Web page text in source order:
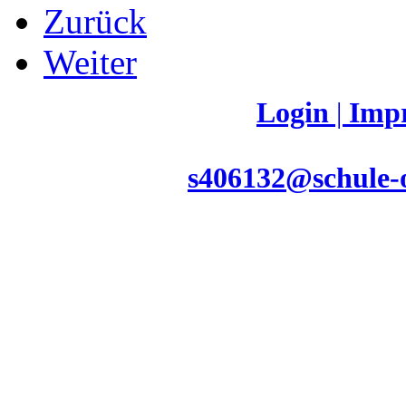
Zurück
Weiter
Login |